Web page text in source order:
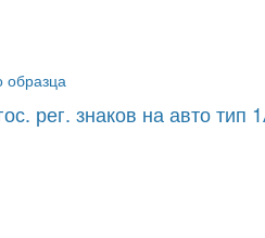
рег. знаков на авто тип